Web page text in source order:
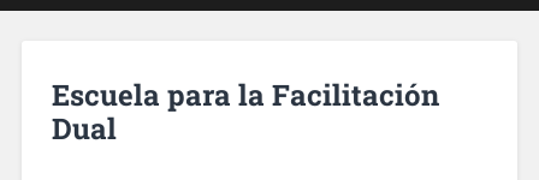
Escuela para la Facilitación
Dual